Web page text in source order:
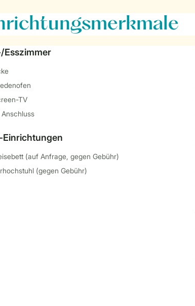
Esszimmer
TV
Anschluss
Einrichtungen
(auf Anfrage, gegen Gebühr)
(gegen Gebühr)